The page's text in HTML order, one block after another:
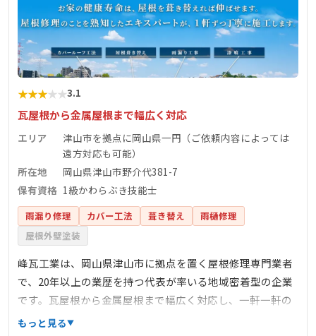
★★★★★3.1
瓦屋根から金属屋根まで幅広く対応
エリア
津山市を拠点に岡山県一円（ご依頼内容によっては
遠方対応も可能）
所在地
岡山県津山市野介代381-7
保有資格 1級かわらぶき技能士
雨漏り修理 カバー工法 葺き替え
雨樋修理
屋根外壁塗装
峰瓦工業は、岡山県津山市に拠点を置く屋根修理専門業者
で、20年以上の業歴を持つ代表が率いる地域密着型の企業
です。瓦屋根から金属屋根まで幅広く対応し、一軒一軒の
状態やお客様のニーズに合わせた施工を提供しています。
もっと見る